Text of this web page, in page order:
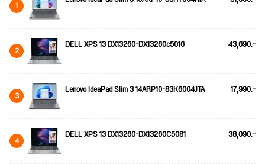
1
2 DELL XPS 13 DX13260-DX13260c5016 43,690.-
3 Lenovo IdeaPad Slim 3 14ARP10-83K6004JTA 17,990.-
4 DELL XPS 13 DX13260-DX13260C5081 38,090.-